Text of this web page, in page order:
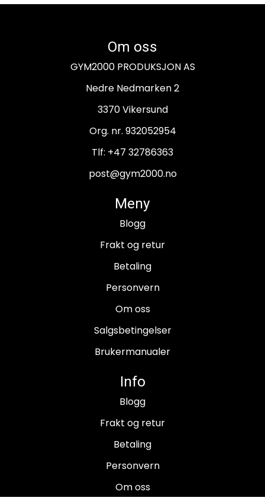
Om oss
GYM2000 PRODUKSJON AS
Nedre Nedmarken 2
3370 Vikersund
Org. nr. 932052954
Tlf: +47 32786363
post@gym2000.no
Meny
Blogg
Frakt og retur
Betaling
Personvern
Om oss
Salgsbetingelser
Brukermanualer
Info
Blogg
Frakt og retur
Betaling
Personvern
Om oss